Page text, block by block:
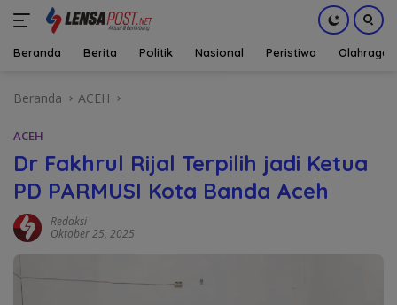
Beranda Berita Politik Nasional Peristiwa Olahraga
Beranda ACEH
ACEH
Dr Fakhrul Rijal Terpilih jadi Ketua
PD PARMUSI Kota Banda Aceh
Redaksi
Oktober 25, 2025